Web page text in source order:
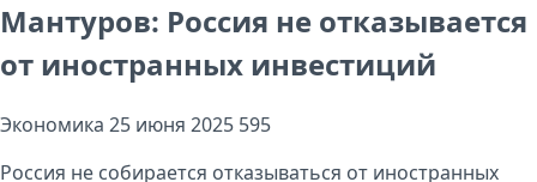
Мантуров: Россия не отказывается
от иностранных инвестиций
Экономика 25 июня 2025 595
Россия не собирается отказываться от иностранных